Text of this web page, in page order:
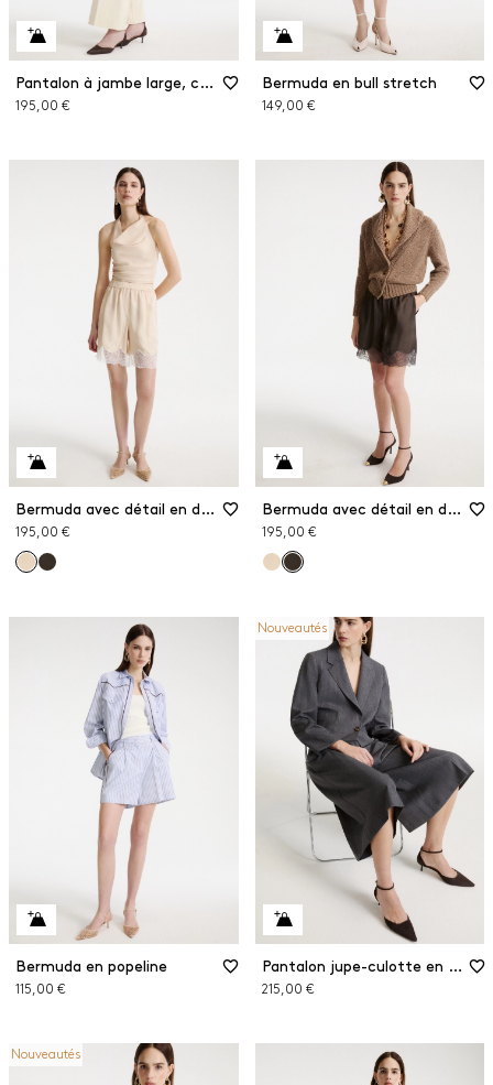
Pantalon à jambe large, coupe raccourcie
195,00 €
Bermuda en bull stretch
149,00 €
Bermuda avec détail en dentelle
195,00 €
Bermuda avec détail en dentelle
195,00 €
Bermuda en popeline
115,00 €
Nouveautés
Pantalon jupe-culotte en gabardine
215,00 €
Nouveautés